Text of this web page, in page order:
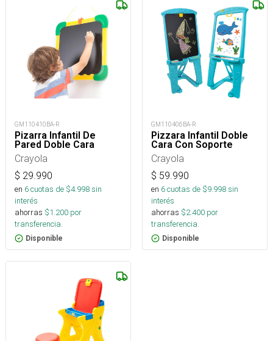
GM110410BA-R
Pizarra Infantil De
Pared Doble Cara
Crayola
$ 29.990
en 6cuotas de $4.998sin
interés
ahorras $1.200 por
transferencia.
Disponible
GM110406BA-R
Pizzara Infantil Doble
Cara Con Soporte
Crayola
$ 59.990
en 6cuotas de $9.998sin
interés
ahorras $2.400 por
transferencia.
Disponible